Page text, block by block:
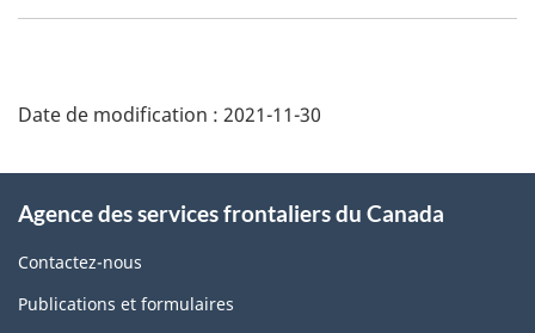
de
page
Date de modification : 2021-11-30
propos
de
ce
Agence des services frontaliers du Canada
Contactez-nous
Publications et formulaires